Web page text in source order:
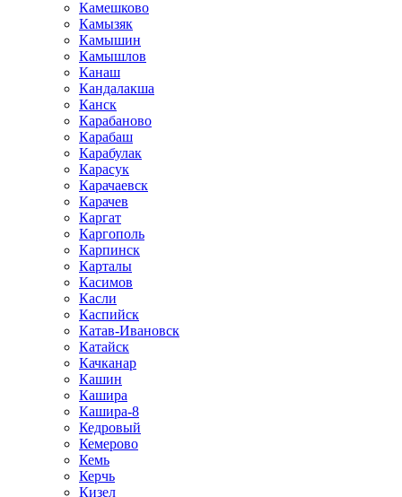
Камешково
Камызяк
Камышин
Камышлов
Канаш
Кандалакша
Канск
Карабаново
Карабаш
Карабулак
Карасук
Карачаевск
Карачев
Каргат
Каргополь
Карпинск
Карталы
Касимов
Касли
Каспийск
Катав-Ивановск
Катайск
Качканар
Кашин
Кашира
Кашира-8
Кедровый
Кемерово
Кемь
Керчь
Кизел